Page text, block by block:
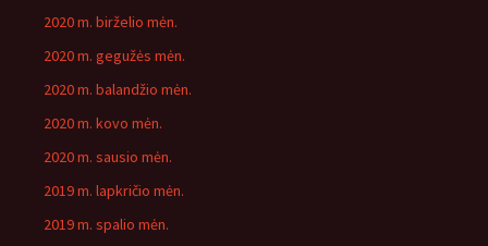
2020 m. birželio mėn.
2020 m. gegužės mėn.
2020 m. balandžio mėn.
2020 m. kovo mėn.
2020 m. sausio mėn.
2019 m. lapkričio mėn.
2019 m. spalio mėn.